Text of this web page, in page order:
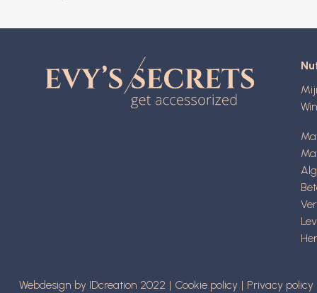
Webdesign by IDcreation 2022 Cookie policy Privacy policy